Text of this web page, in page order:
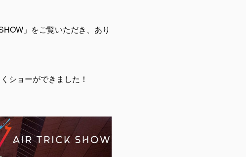
」をご覧いただき、あり
ショーができました！